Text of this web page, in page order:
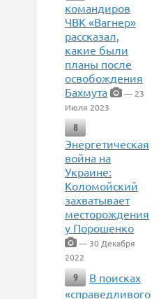
командиров
ЧВК «Вагнер»
рассказал,
какие были
планы после
освобождения
Бахмута
— 23
Июля 2023
8
Энергетическая
война на
Украине:
Коломойский
захватывает
месторождения
у Порошенко
— 30 Декабря
2022
9
В поисках
«справедливого